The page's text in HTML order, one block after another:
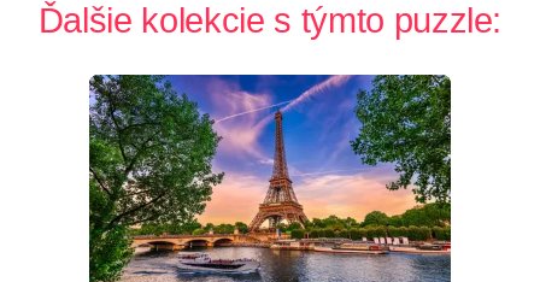
Ďalšie kolekcie s týmto puzzle: